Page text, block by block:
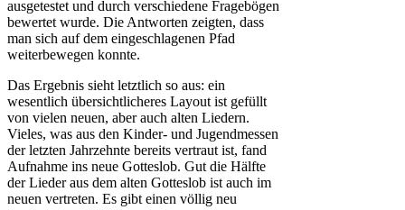
ausgetestet und durch verschiedene Fragebögen
bewertet wurde. Die Antworten zeigten, dass
man sich auf dem eingeschlagenen Pfad
weiterbewegen konnte.
Das Ergebnis sieht letztlich so aus: ein
wesentlich übersichtlicheres Layout ist gefüllt
von vielen neuen, aber auch alten Liedern.
Vieles, was aus den Kinder- und Jugendmessen
der letzten Jahrzehnte bereits vertraut ist, fand
Aufnahme ins neue Gotteslob. Gut die Hälfte
der Lieder aus dem alten Gotteslob ist auch im
neuen vertreten. Es gibt einen völlig neu